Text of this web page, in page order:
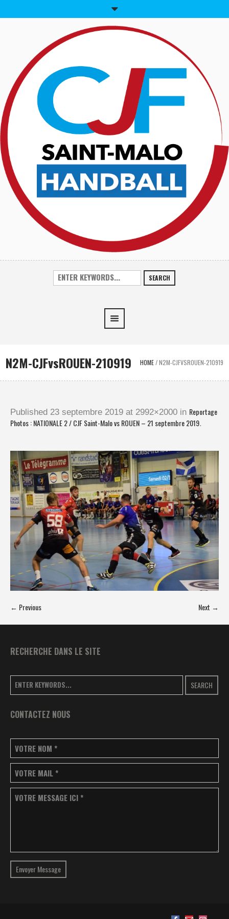
SEARCH
N2M-CJFvsROUEN-210919 HOME/N2M-CJFVSROUEN-210919
Published 23 septembre 2019 at 2992×2000 in Reportage
Photos : NATIONALE 2 / CJF Saint-Malo vs ROUEN – 21 septembre 2019.
← Previous Next →
RECHERCHE DANS LE SITE
SEARCH
CONTACTEZ NOUS
VOTRE NOM *
VOTRE MAIL *
VOTRE MESSAGE ICI *
Envoyer Message